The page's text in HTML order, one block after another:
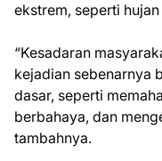
ekstrem, seperti
“Kesadaran
kejadian sebenarnya
dasar, seperti
berbahaya, dan
tambahnya.